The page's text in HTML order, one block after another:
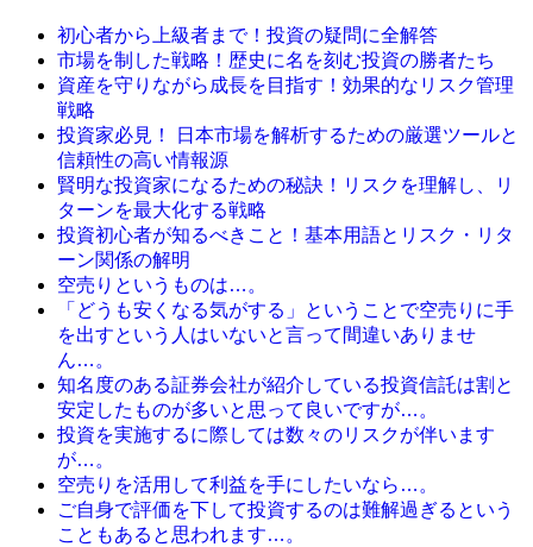
初心者から上級者まで！投資の疑問に全解答
市場を制した戦略！歴史に名を刻む投資の勝者たち
資産を守りながら成長を目指す！効果的なリスク管理
戦略
投資家必見！ 日本市場を解析するための厳選ツールと
信頼性の高い情報源
賢明な投資家になるための秘訣！リスクを理解し、リ
ターンを最大化する戦略
投資初心者が知るべきこと！基本用語とリスク・リタ
ーン関係の解明
空売りというものは…。
「どうも安くなる気がする」ということで空売りに手
を出すという人はいないと言って間違いありませ
ん…。
知名度のある証券会社が紹介している投資信託は割と
安定したものが多いと思って良いですが…。
投資を実施するに際しては数々のリスクが伴います
が…。
空売りを活用して利益を手にしたいなら…。
ご自身で評価を下して投資するのは難解過ぎるという
こともあると思われます…。